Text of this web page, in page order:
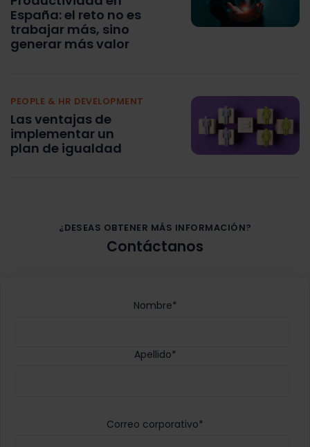
España: el reto no es
trabajar más, sino
generar más valor
PEOPLE & HR DEVELOPMENT
Las ventajas de
implementar un
plan de igualdad
¿DESEAS OBTENER MÁS INFORMACIÓN?
Contáctanos
Nombre*
Apellido*
Correo corporativo*